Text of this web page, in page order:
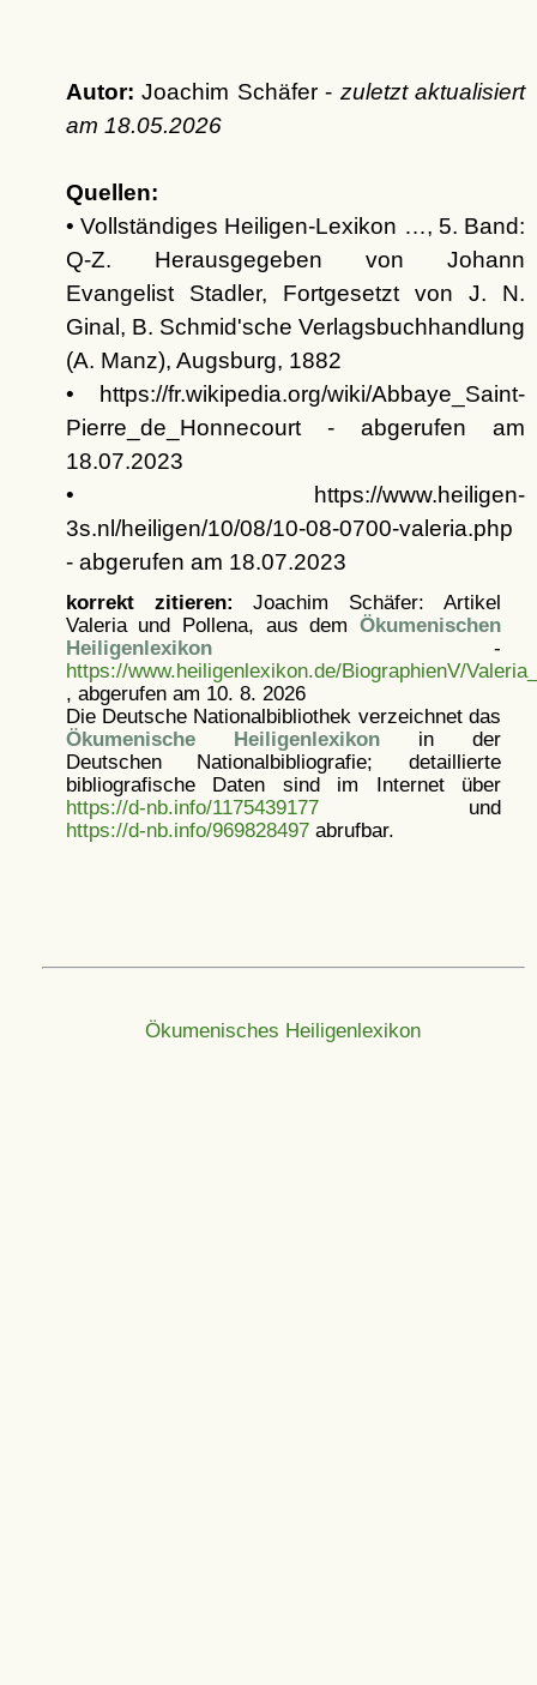
Autor: Joachim Schäfer - zuletzt aktualisiert
am 18.05.2026
Quellen:
• Vollständiges Heiligen-Lexikon …, 5. Band:
Q-Z. Herausgegeben von Johann
Evangelist Stadler, Fortgesetzt von J. N.
Ginal, B. Schmid'sche Verlagsbuchhandlung
(A. Manz), Augsburg, 1882
• https://fr.wikipedia.org/wiki/Abbaye_Saint-
Pierre_de_Honnecourt - abgerufen am
18.07.2023
• https://www.heiligen-
3s.nl/heiligen/10/08/10-08-0700-valeria.php
- abgerufen am 18.07.2023
korrekt zitieren: Joachim Schäfer: Artikel
Valeria und Pollena, aus dem Ökumenischen
Heiligenlexikon-
https://www.heiligenlexikon.de/BiographienV/
, abgerufen am 10. 8. 2026
Die Deutsche Nationalbibliothek verzeichnet das
Ökumenische Heiligenlexikonin der
Deutschen Nationalbibliografie; detaillierte
bibliografische Daten sind im Internet über
https://d-nb.info/1175439177und
https://d-nb.info/969828497abrufbar.
Ökumenisches Heiligenlexikon